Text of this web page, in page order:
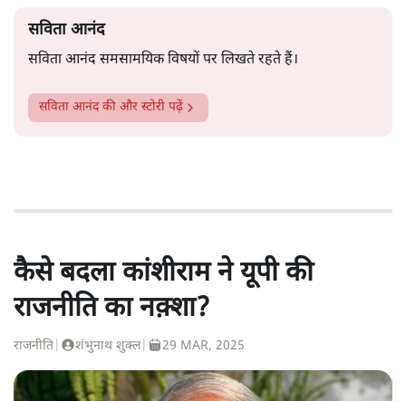
सविता आनंद
सविता आनंद समसामयिक विषयों पर लिखते रहते हैं।
सविता आनंदकी और स्टोरी पढ़ें
कैसे बदला कांशीराम ने यूपी की
राजनीति का नक़्शा?
राजनीति शंभुनाथ शुक्ल| 29 MAR, 2025